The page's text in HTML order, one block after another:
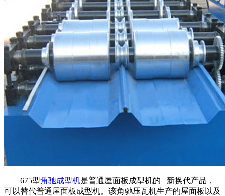
675型角驰成型机是普通屋面板成型机的 新换代产品，
可以替代普通屋面板成型机。该角驰压瓦机生产的屋面板以及